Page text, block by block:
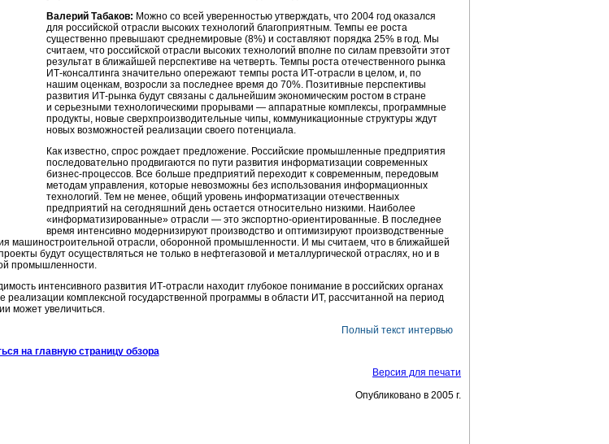
Валерий Табаков: Можно со всей уверенностью утверждать, что 2004 год оказался
для российской отрасли высоких технологий благоприятным. Темпы ее роста
существенно превышают среднемировые (8%) и составляют порядка 25% в год. Мы
считаем, что российской отрасли высоких технологий вполне по силам превзойти этот
результат в ближайшей перспективе на четверть. Темпы роста отечественного рынка
ИТ-консалтинга значительно опережают темпы роста ИТ-отрасли в целом, и, по
нашим оценкам, возросли за последнее время до 70%. Позитивные перспективы
развития ИТ-рынка будут связаны с дальнейшим экономическим ростом в стране
и серьезными технологическими прорывами — аппаратные комплексы, программные
продукты, новые сверхпроизводительные чипы, коммуникационные структуры ждут
новых возможностей реализации своего потенциала.
Как известно, спрос рождает предложение. Российские промышленные предприятия
последовательно продвигаются по пути развития информатизации современных
бизнес-процессов. Все больше предприятий переходит к современным, передовым
методам управления, которые невозможны без использования информационных
технологий. Тем не менее, общий уровень информатизации отечественных
предприятий на сегодняшний день остается относительно низкими. Наиболее
«информатизированные» отрасли — это экспортно-ориентированные. В последнее
время интенсивно модернизируют производство и оптимизируют производственные
машиностроительной отрасли, оборонной промышленности. И мы считаем, что в ближайшей
будут осуществляться не только в нефтегазовой и металлургической отраслях, но и в
промышленности.
интенсивного развития ИТ-отрасли находит глубокое понимание в российских органах
реализации комплексной государственной программы в области ИТ, рассчитанной на период
может увеличиться.
Полный текст интервью
на главную страницу обзора
Версия для печати
Опубликовано в 2005 г.